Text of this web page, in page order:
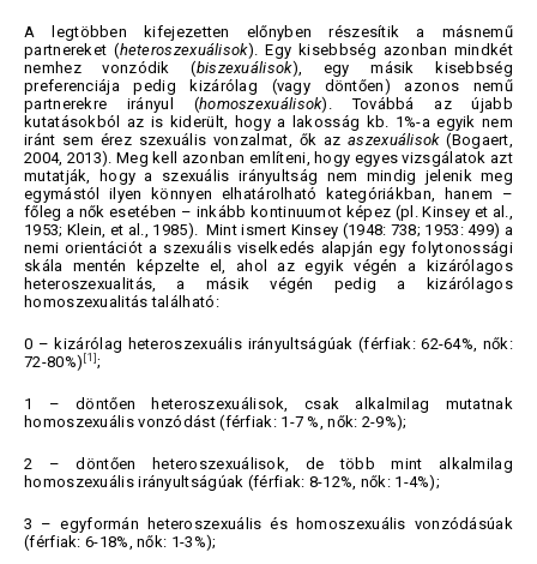
A legtöbben kifejezetten előnyben részesítik a másnemű
partnereket (heteroszexuálisok). Egy kisebbség azonban mindkét
nemhez vonzódik (biszexuálisok), egy másik kisebbség
preferenciája pedig kizárólag (vagy döntően) azonos nemű
partnerekre irányul (homoszexuálisok). Továbbá az újabb
kutatásokból az is kiderült, hogy a lakosság kb. 1%-a egyik nem
iránt sem érez szexuális vonzalmat, ők azaszexuálisok(Bogaert,
2004, 2013). Meg kell azonban említeni, hogy egyes vizsgálatok azt
mutatják, hogy a szexuális irányultság nem mindig jelenik meg
egymástól ilyen könnyen elhatárolható kategóriákban, hanem –
főleg a nők esetében – inkább kontinuumot képez (pl. Kinsey et al.,
1953; Klein, et al., 1985). Mint ismert Kinsey (1948: 738; 1953: 499) a
nemi orientációt a szexuális viselkedés alapján egy folytonossági
skála mentén képzelte el, ahol az egyik végén a kizárólagos
heteroszexualitás, a másik végén pedig a kizárólagos
homoszexualitás található:
0 – kizárólag heteroszexuális irányultságúak (férfiak: 62-64%, nők:
72-80%)[1];
1 – döntően heteroszexuálisok, csak alkalmilag mutatnak
homoszexuális vonzódást (férfiak: 1-7 %, nők: 2-9%);
2 – döntően heteroszexuálisok, de több mint alkalmilag
homoszexuális irányultságúak (férfiak: 8-12%, nők: 1-4%);
3 – egyformán heteroszexuális és homoszexuális vonzódásúak
(férfiak: 6-18%, nők: 1-3%);